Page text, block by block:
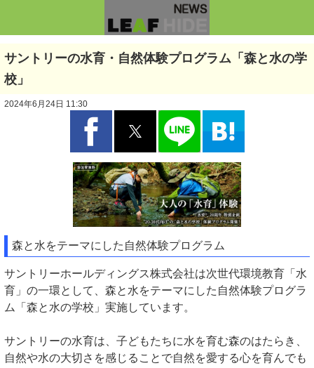
サントリーの水育・自然体験プログラム「森と水の学
校」
2024年6月24日 11:30
森と水をテーマにした自然体験プログラム
サントリーホールディングス株式会社は次世代環境教育「水
育」の一環として、森と水をテーマにした自然体験プログラ
ム「森と水の学校」実施しています。
サントリーの水育は、子どもたちに水を育む森のはたらき、
自然や水の大切さを感じることで自然を愛する心を育んでも